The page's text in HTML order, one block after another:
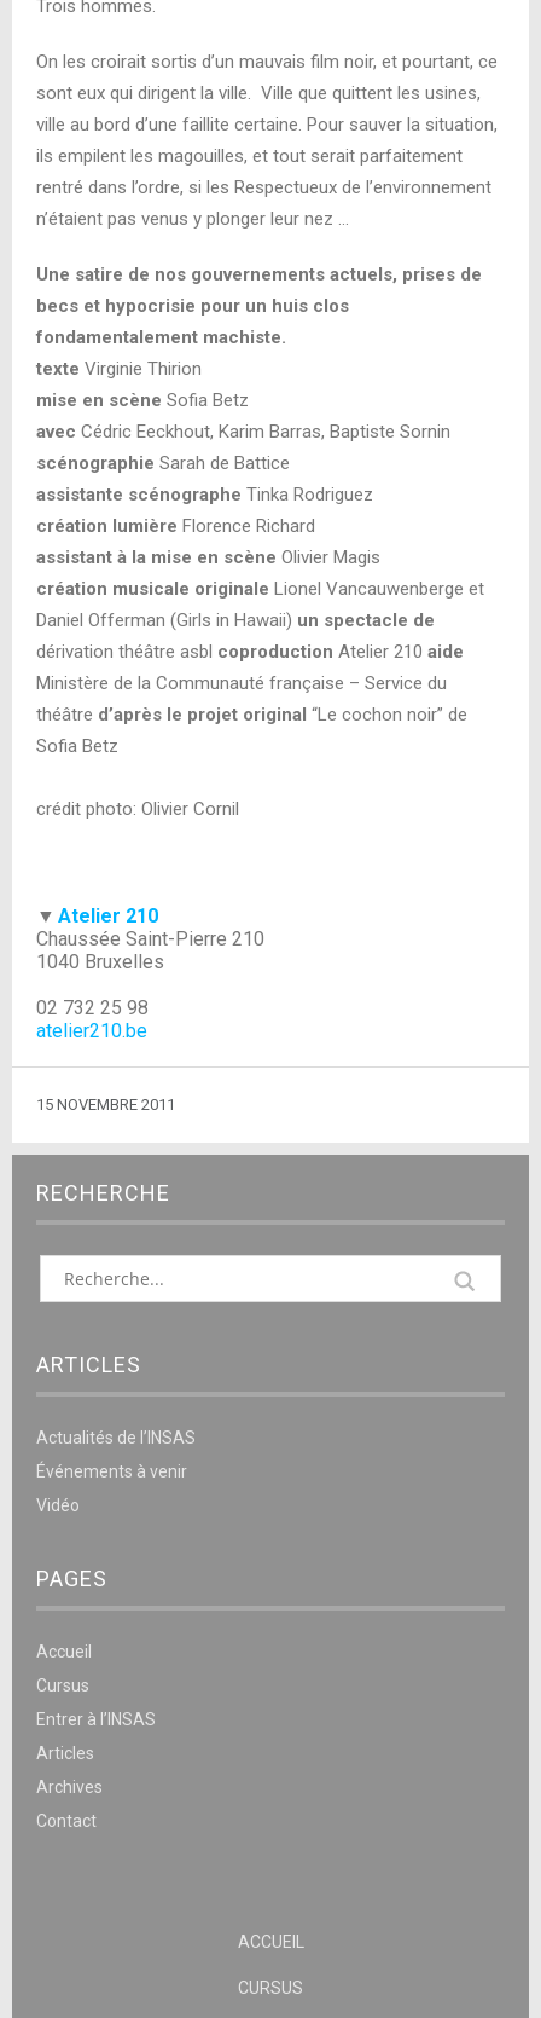
Trois hommes.
On les croirait sortis d’un mauvais film noir, et pourtant, ce
sont eux qui dirigent la ville. Ville que quittent les usines,
ville au bord d’une faillite certaine. Pour sauver la situation,
ils empilent les magouilles, et tout serait parfaitement
rentré dans l’ordre, si les Respectueux de l’environnement
n’étaient pas venus y plonger leur nez …
Une satire de nos gouvernements actuels, prises de
becs et hypocrisie pour un huis clos
fondamentalement machiste.
texte Virginie Thirion
mise en scène Sofia Betz
avec Cédric Eeckhout, Karim Barras, Baptiste Sornin
scénographie Sarah de Battice
assistante scénographe Tinka Rodriguez
création lumière Florence Richard
assistant à la mise en scène Olivier Magis
création musicale originale Lionel Vancauwenberge et
Daniel Offerman (Girls in Hawaii) un spectacle de
dérivation théâtre asbl coproduction Atelier 210 aide
Ministère de la Communauté française – Service du
théâtre d’après le projet original “Le cochon noir” de
Sofia Betz
crédit photo: Olivier Cornil
▼ Atelier 210
Chaussée Saint-Pierre 210
1040 Bruxelles
02 732 25 98
atelier210.be
15 NOVEMBRE 2011
RECHERCHE
ARTICLES
Actualités de l’INSAS
Événements à venir
Vidéo
PAGES
Accueil
Cursus
Entrer à l’INSAS
Articles
Archives
Contact
ACCUEIL
CURSUS